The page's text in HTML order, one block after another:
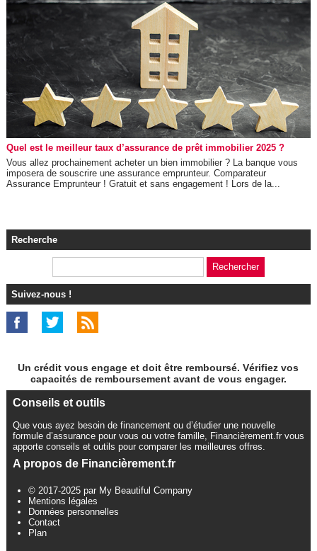
Quel est le meilleur taux d’assurance de prêt immobilier 2025 ?
Vous allez prochainement acheter un bien immobilier ? La banque vous
imposera de souscrire une assurance emprunteur. Comparateur
Assurance Emprunteur ! Gratuit et sans engagement ! Lors de la...
Recherche
Suivez-nous !
Un crédit vous engage et doit être remboursé. Vérifiez vos
capacités de remboursement avant de vous engager.
Conseils et outils
Que vous ayez besoin de financement ou d’étudier une nouvelle
formule d’assurance pour vous ou votre famille, Financièrement.fr vous
apporte conseils et outils pour comparer les meilleures offres.
A propos de Financièrement.fr
© 2017-2025 par My Beautiful Company
Mentions légales
Données personnelles
Contact
Plan